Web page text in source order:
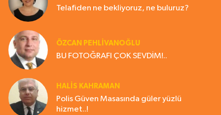
Telafiden ne bekliyoruz, ne buluruz?
ÖZCAN PEHLİVANOĞLU
BU FOTOĞRAFI ÇOK SEVDİM!..
HALIS KAHRAMAN
Polis Güven Masasında güler yüzlü
hizmet..!